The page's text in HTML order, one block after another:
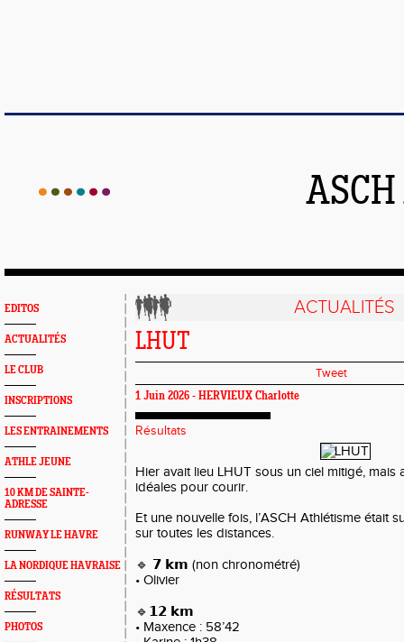
EDITOS
ACTUALITÉS
LE CLUB
INSCRIPTIONS
LES ENTRAINEMENTS
ATHLE JEUNE
10 KM DE SAINTE-
ADRESSE
RUNWAY LE HAVRE
LA NORDIQUE HAVRAISE
RÉSULTATS
PHOTOS
ACTUALITÉS
LHUT
Tweet
1 Juin 2026 - HERVIEUX Charlotte
Résultats
Hier avait lieu LHUT sous un ciel mitigé, mais
idéales pour courir.
Et une nouvelle fois, l’ASCH Athlétisme était
sur toutes les distances.
🔹 𝟳 𝗸𝗺 (non chronométré)
• Olivier
🔹𝟭𝟮 𝗸𝗺
• Maxence : 58’42